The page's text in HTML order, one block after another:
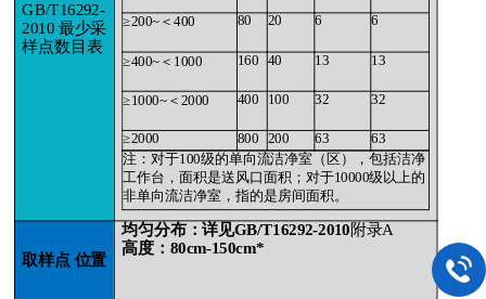
GB/T16292-
2010 最少采
样点数目表
≥200~＜400 80 20 6 6
≥400~＜1000 160 40 13 13
≥1000~＜2000 400 100 32 32
≥2000 800 200 63
63
注：对于100级的单向流洁净室（区），包括洁净
工作台，面积是送风口面积；对于10000级以上的
非单向流洁净室，指的是房间面积。
取样点 位置
均匀分布：详见GB/T16292-2010附录A
高度：80cm-150cm*